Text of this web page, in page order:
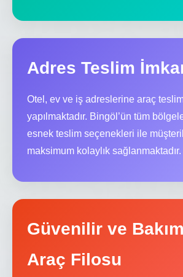
Adres Teslim
Otel, ev ve iş adreslerine araç
yapılmaktadır. Bingöl’ün tüm
esnek teslim seçenekleri ile
maksimum kolaylık sağlanmaktadır.
Güvenilir ve
Araç Filosu